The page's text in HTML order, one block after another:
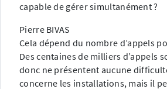
capable de gérer simultanément ?
Pierre BIVAS
Cela dépend du nombre d’appels
Des centaines de milliers d’appels
donc ne présentent aucune
concerne les installations, mais il